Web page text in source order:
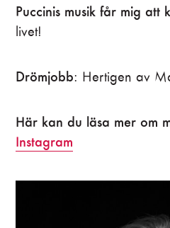
Puccinis musik får mig att
livet!
Drömjobb: Hertigen av
Här kan du läsa mer om
Instagram